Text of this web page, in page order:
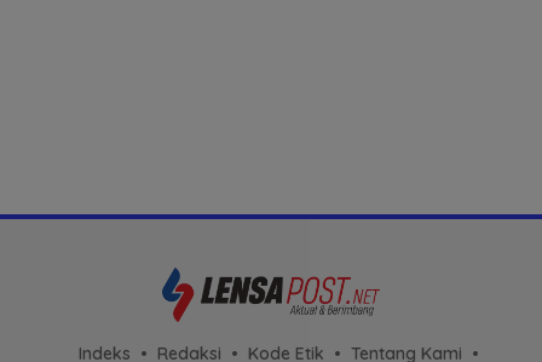
Indeks Redaksi Kode Etik Tentang Kami